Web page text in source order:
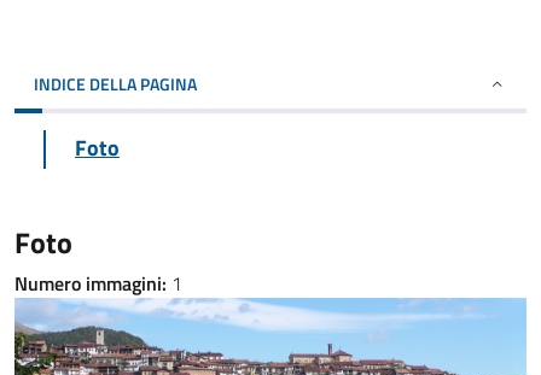
INDICE DELLA PAGINA
Foto
Foto
Numero immagini: 1